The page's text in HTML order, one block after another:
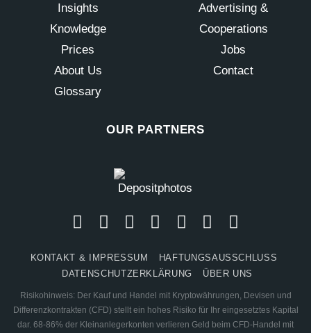
Insights
Knowledge
Prices
About Us
Glossary
Advertising &
Cooperations
Jobs
Contact
OUR PARTNERS
KONTAKT & IMPRESSUM
HAFTUNGSAUSSCHLUSS
DATENSCHUTZERKLÄRUNG
ÜBER UNS
Risikohinweis: Der Kauf und Handel mit Kryptowährungen, Devisen und
Differenzkontrakten (CFD) stellt ein hohes Risiko für Ihr eingesetztes Kapital
dar. 68-86% der Kleinanlegerkonten verlieren Geld beim CFD-Handel mit